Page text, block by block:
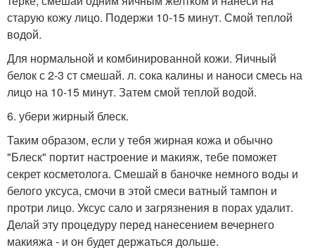
старую кожу лицо. Подержи 10-15 минут. Смой теплой
водой.
Для нормальной и комбинированной кожи. Яичный
белок с 2-3 ст смешай. л. сока калины и наноси смесь на
лицо на 10-15 минут. Затем смой теплой водой.
6. убери жирный блеск.
Таким образом, если у тебя жирная кожа и обычно
"Блеск" портит настроение и макияж, тебе поможет
секрет косметолога. Смешай в баночке немного воды и
белого уксуса, смочи в этой смеси ватный тампон и
протри лицо. Уксус сало и загрязнения в порах удалит.
Делай эту процедуру перед нанесением вечернего
макияжа - и он будет держаться дольше.